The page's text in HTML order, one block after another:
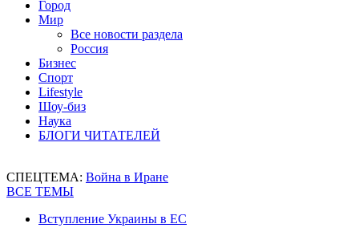
Город
Мир
Все новости раздела
Россия
Бизнес
Спорт
Lifestyle
Шоу-биз
Наука
БЛОГИ ЧИТАТЕЛЕЙ
СПЕЦТЕМА: Война в Иране
ВСЕ ТЕМЫ
Вступление Украины в ЕС